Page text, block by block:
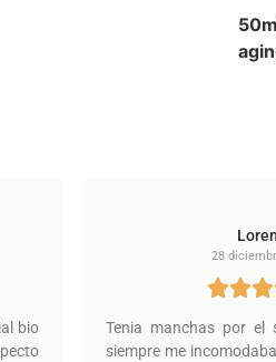
bio
28
Tenia manchas por el
siempre me